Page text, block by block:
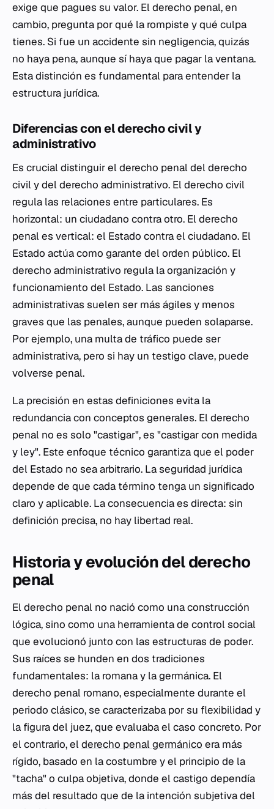
exige que pagues su valor. El derecho penal, en
cambio, pregunta por qué la rompiste y qué culpa
tienes. Si fue un accidente sin negligencia, quizás
no haya pena, aunque sí haya que pagar la ventana.
Esta distinción es fundamental para entender la
estructura jurídica.
Diferencias con el derecho civil y
administrativo
Es crucial distinguir el derecho penal del derecho
civil y del derecho administrativo. El derecho civil
regula las relaciones entre particulares. Es
horizontal: un ciudadano contra otro. El derecho
penal es vertical: el Estado contra el ciudadano. El
Estado actúa como garante del orden público. El
derecho administrativo regula la organización y
funcionamiento del Estado. Las sanciones
administrativas suelen ser más ágiles y menos
graves que las penales, aunque pueden solaparse.
Por ejemplo, una multa de tráfico puede ser
administrativa, pero si hay un testigo clave, puede
volverse penal.
La precisión en estas definiciones evita la
redundancia con conceptos generales. El derecho
penal no es solo "castigar", es "castigar con medida
y ley". Este enfoque técnico garantiza que el poder
del Estado no sea arbitrario. La seguridad jurídica
depende de que cada término tenga un significado
claro y aplicable. La consecuencia es directa: sin
definición precisa, no hay libertad real.
Historia y evolución del derecho
penal
El derecho penal no nació como una construcción
lógica, sino como una herramienta de control social
que evolucionó junto con las estructuras de poder.
Sus raíces se hunden en dos tradiciones
fundamentales: la romana y la germánica. El
derecho penal romano, especialmente durante el
periodo clásico, se caracterizaba por su flexibilidad y
la figura del juez, que evaluaba el caso concreto. Por
el contrario, elderecho penal germánico era más
rígido, basado en la costumbre y el principio de la
"tacha" o culpa objetiva, donde el castigo dependía
más del resultado que de la intención subjetiva del